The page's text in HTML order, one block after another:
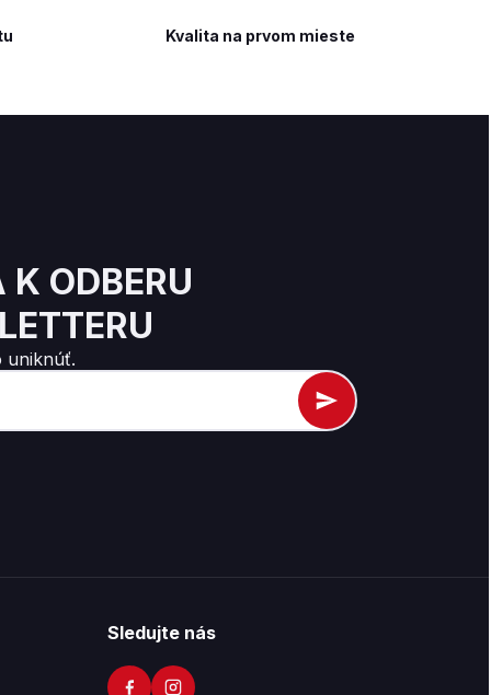
Kvalita na prvom mieste
ODBERU
uniknúť.
Sledujte nás